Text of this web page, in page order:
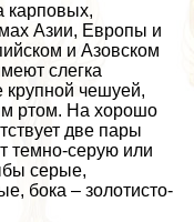
карповых,
Азии, Европы и
и Азовском
слегка
крупной чешуей,
ртом. На хорошо
две пары
темно-серую или
серые,
бока – золотисто-